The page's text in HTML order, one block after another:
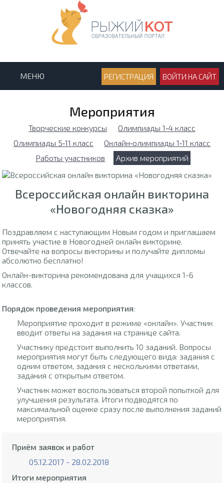
МЕНЮ РЕГИСТРАЦИЯ ВОЙТИ НА САЙТ
Мероприятия
Творческие конкурсы
Олимпиады 1‑4 класс
Олимпиады 5‑11 класс
Онлайн‑олимпиады 1‑11 класс
Работы участников
Архив мероприятий
Всероссийская онлайн викторина
«Новогодняя сказка»
Поздравляем с наступающим Новым годом и приглашаем
принять участие в Новогодней онлайн викторине.
Отвечайте на вопросы викторины и получайте дипломы
абсолютно бесплатно!
Онлайн-викторина рекомендована для учащихся 1-6
классов.
Порядок проведения мероприятия:
Мероприятие проходит в режиме «онлайн». Участник
вводит ответы на задания на странице сайта.
Участнику предстоит выполнить 10 заданий. Вопросы
мероприятия могут быть следующего вида: задания с
одним ответом, задания с несколькими ответами,
задания с открытым ответом.
Участник может воспользоваться второй попыткой для
улучшения результата. Итоги подводятся по
максимальной оценке сразу после выполнения заданий
мероприятия.
Приём заявок и работ
05.12.2017 - 28.02.2018
Итоги мероприятия